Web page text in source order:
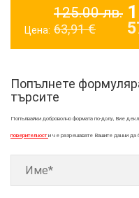
Цена:
125.00лв.
63,91€
Попълнете
търсите
Попълвайки доброволно формата по-долу, Вие
поверителности че разрешавате Вашите данни да